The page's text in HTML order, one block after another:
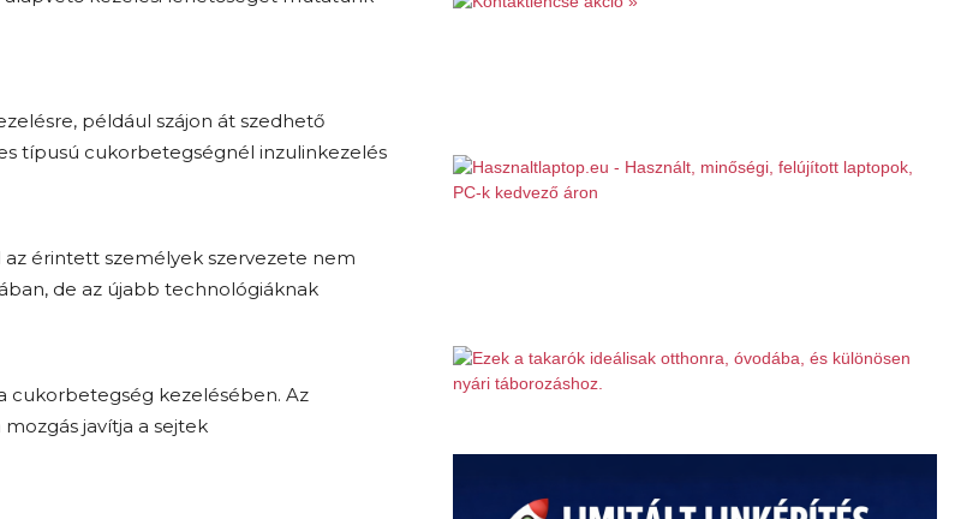
például szájon át szedhető
típusú cukorbetegségnél inzulinkezelés
érintett személyek szervezete nem
de az újabb technológiáknak
cukorbetegség kezelésében. Az
javítja a sejtek